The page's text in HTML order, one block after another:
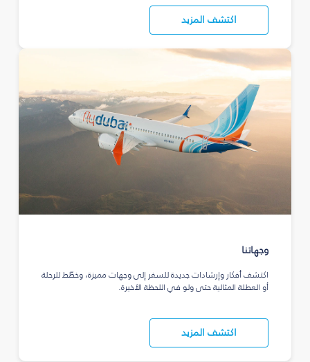
اكتشف المزيد
وجهاتنا
اكتشف أفكار وإرشادات جديدة للسفر إلى وجهات مميزة، وخطّط للرحلة
أو العطلة المثالية حتى ولو في اللحظة الأخيرة.
اكتشف المزيد